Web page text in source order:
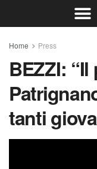
Home Press
BEZZI:
tanti